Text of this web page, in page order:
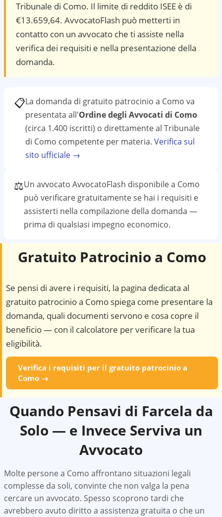
Tribunale di Como. Il limite di reddito ISEE è di
€13.659,64. AvvocatoFlash può metterti in
contatto con un avvocato che ti assiste nella
verifica dei requisiti e nella presentazione della
domanda.
📋La domanda di gratuito patrocinio a Como va
presentata all'Ordine degli Avvocati di Como
(circa 1.400 iscritti) o direttamente al Tribunale
di Como competente per materia. Verifica sul
sito ufficiale →
⚖️Un avvocato AvvocatoFlash disponibile a Como
può verificare gratuitamente se hai i requisiti e
assisterti nella compilazione della domanda —
prima di qualsiasi impegno economico.
Gratuito Patrocinio a Como
Se pensi di avere i requisiti, la pagina dedicata al
gratuito patrocinio a Como spiega come presentare la
domanda, quali documenti servono e cosa copre il
beneficio — con il calcolatore per verificare la tua
eligibilità.
Verifica i requisiti per il gratuito patrocinio a
Como →
Quando Pensavi di Farcela da
Solo — e Invece Serviva un
Avvocato
Molte persone a Como affrontano situazioni legali
complesse da soli, convinte che non valga la pena
cercare un avvocato. Spesso scoprono tardi che
avrebbero avuto diritto a assistenza gratuita o che un